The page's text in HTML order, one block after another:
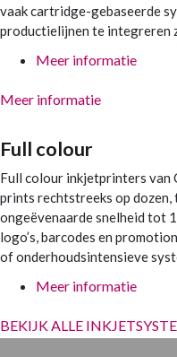
vaak cartridge-gebaseerde
productielijnen te integreren
Meer informatie
Meer informatie
Full colour
Full colour inkjetprinters van
prints rechtstreeks op dozen,
ongeëvenaarde snelheid tot
logo’s, barcodes en
of onderhoudsintensieve
Meer informatie
BEKIJK ALLE